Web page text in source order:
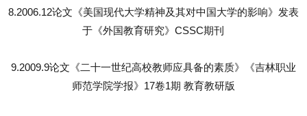
8.2006.12论文《美国现代大学精神及其对中国大学的影响》发表
于《外国教育研究》CSSC期刊
9.2009.9论文《二十一世纪高校教师应具备的素质》《吉林职业
师范学院学报》17卷1期 教育教研版